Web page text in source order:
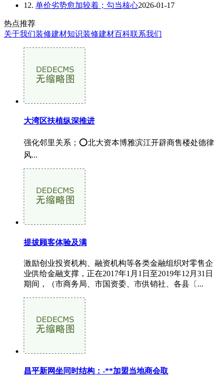
12. 单价劣势愈加较着；勾当核心2026-01-17
热点推荐
关于我们装修建材知识装修建材百科联系我们
大湾区扶植纵深推进
强化邻里关系；⭕北大资本博雅滨江开辟商售楼处德律
风...
提拔顾客体验及满
激励创业投资机构、融资机构等各类金融组织对零售企
业供给金融支撑，正在2017年1月1日至2019年12月31日
期间，（市商务局、市国资委、市供销社、各县〔...
昌平新网坐同时结构：-**加盟当地商会取